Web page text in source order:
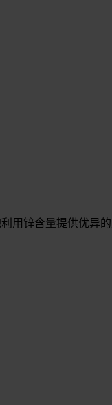
用锌含量提供优异